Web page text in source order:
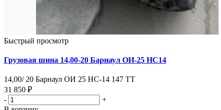
Быстрый просмотр
Грузовая шина 14,00-20 Барнаул ОИ-25 НС14
14,00/ 20 Барнаул ОИ 25 НС-14 147 ТТ
31 850 ₽
-
+